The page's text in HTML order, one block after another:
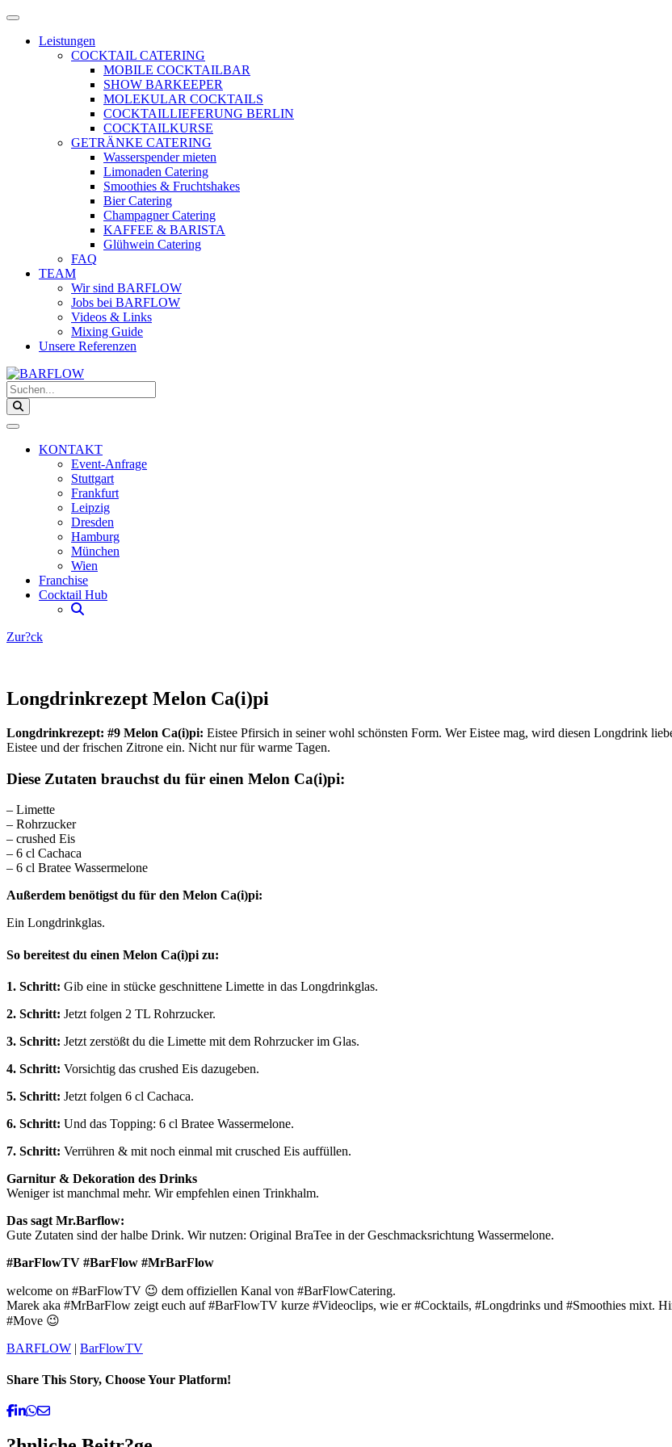
Zum
springen
Menü
öffnenLeistungen
COCKTAIL CATERING
MOBILE COCKTAILBAR
SHOW BARKEEPER
MOLEKULAR COCKTAILS
COCKTAILLIEFERUNG BERLIN
COCKTAILKURSE
GETRÄNKE CATERING
Wasserspender mieten
Limonaden Catering
Smoothies & Fruchtshakes
Bier Catering
Champagner Catering
KAFFEE & BARISTA
Glühwein Catering
FAQ
TEAM
Wir sind BARFLOW
Jobs bei BARFLOW
Videos & Links
Mixing Guide
Unsere Referenzen
Suchen...
KONTAKT
Event-Anfrage
Stuttgart
Frankfurt
Leipzig
Dresden
Hamburg
München
Wien
Franchise
Cocktail Hub
Zur?ck
Bild
Longdrinkrezept Melon Ca(i)pi
Longdrinkrezept: #9 Melon Ca(i)pi: Eistee Pfirsich in seiner wohl schönsten Form. Wer Eistee mag, wird diesen Longdrink
Eistee und der frischen Zitrone ein. Nicht nur für warme Tagen.
Diese Zutaten brauchst du für einen Melon Ca(i)pi:
– Limette
– Rohrzucker
– crushed Eis
– 6 cl Cachaca
– 6 cl Bratee Wassermelone
Außerdem benötigst du für den Melon Ca(i)pi:
Ein Longdrinkglas.
So bereitest du einen Melon Ca(i)pi zu:
1. Schritt: Gib eine in stücke geschnittene Limette in das Longdrinkglas.
2. Schritt: Jetzt folgen 2 TL Rohrzucker.
3. Schritt: Jetzt zerstößt du die Limette mit dem Rohrzucker im Glas.
4. Schritt: Vorsichtig das crushed Eis dazugeben.
5. Schritt: Jetzt folgen 6 cl Cachaca.
6. Schritt: Und das Topping: 6 cl Bratee Wassermelone.
7. Schritt: Verrühren & mit noch einmal mit crusched Eis auffüllen.
Garnitur & Dekoration des Drinks
Weniger ist manchmal mehr. Wir empfehlen einen Trinkhalm.
Das sagt Mr.Barflow:
Gute Zutaten sind der halbe Drink. Wir nutzen: Original BraTee in der Geschmacksrichtung Wassermelone.
#BarFlowTV​ #BarFlow​ #MrBarFlow​
welcome on #BarFlowTV​ 😉 dem offiziellen Kanal von #BarFlowCatering​.
Marek aka #MrBarFlow​ zeigt euch auf #BarFlowTV​ kurze #Videoclips​, wie er #Cocktails​, #Longdrinks​ und #Smoothies​ mixt.
#Move​ 😉
BARFLOW | BarFlowTV
Share This Story, Choose Your Platform!
Facebook
Linkedin
Whatsapp
Email